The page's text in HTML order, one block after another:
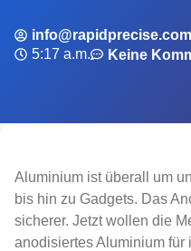
info@rapidprecise.com
5:17 a.m.
Keine
Aluminium ist überall um
bis hin zu Gadgets. Das
sicherer. Jetzt wollen die
anodisiertes Aluminium für